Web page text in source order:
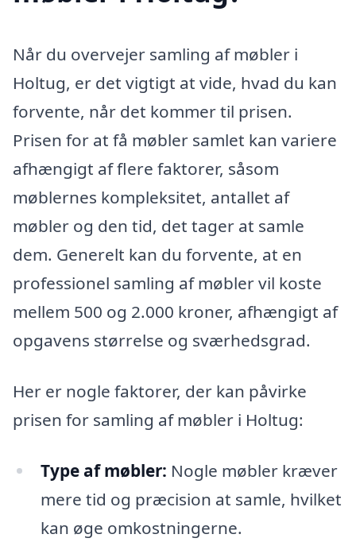
Når du overvejer samling af møbler i
Holtug, er det vigtigt at vide, hvad du kan
forvente, når det kommer til prisen.
Prisen for at få møbler samlet kan variere
afhængigt af flere faktorer, såsom
møblernes kompleksitet, antallet af
møbler og den tid, det tager at samle
dem. Generelt kan du forvente, at en
professionel samling af møbler vil koste
mellem 500 og 2.000 kroner, afhængigt af
opgavens størrelse og sværhedsgrad.
Her er nogle faktorer, der kan påvirke
prisen for samling af møbler i Holtug:
Type af møbler: Nogle møbler kræver
mere tid og præcision at samle, hvilket
kan øge omkostningerne.